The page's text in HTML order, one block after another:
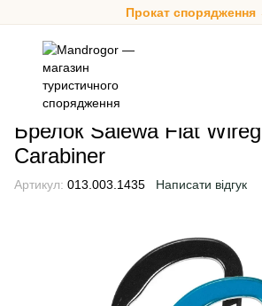
Прокат спорядження
Аксесуари Карабіни
Брелок Salewa Flat
Carabiner
Артикул: 013.003.1435 Написати відгук